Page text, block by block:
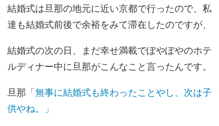
結婚式は旦那の地元に近い京都で行ったので、私
達も結婚式前後で余裕をみて滞在したのですが、
結婚式の次の日、まだ幸せ満載でぽやぽやのホテ
ルディナー中に旦那がこんなこと言ったんです。
旦那 「無事に結婚式も終わったことやし、次は子
供やね。」